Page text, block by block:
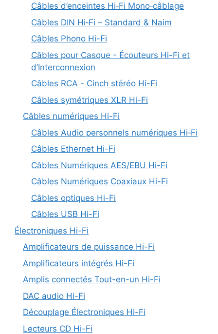
Câbles d’enceintes Hi‑Fi Mono‑câblage
Câbles DIN Hi‑Fi – Standard & Naim
Câbles Phono Hi-Fi
Câbles pour Casque - Écouteurs Hi-Fi et
d’Interconnexion
Câbles RCA - Cinch stéréo Hi-Fi
Câbles symétriques XLR Hi-Fi
Câbles numériques Hi-Fi
Câbles Audio personnels numériques Hi‑Fi
Câbles Ethernet Hi-Fi
Câbles Numériques AES/EBU Hi-Fi
Câbles Numériques Coaxiaux Hi-Fi
Câbles optiques Hi-Fi
Câbles USB Hi-Fi
Électroniques Hi-Fi
Amplificateurs de puissance Hi-Fi
Amplificateurs intégrés Hi-Fi
Amplis connectés Tout-en-un Hi-Fi
DAC audio Hi-Fi
Découplage Électroniques Hi-Fi
Lecteurs CD Hi-Fi